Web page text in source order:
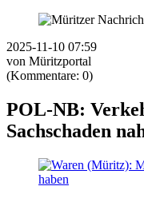
2025-11-10 07:59
von Müritzportal
(Kommentare: 0)
POL-NB:
Sachschaden